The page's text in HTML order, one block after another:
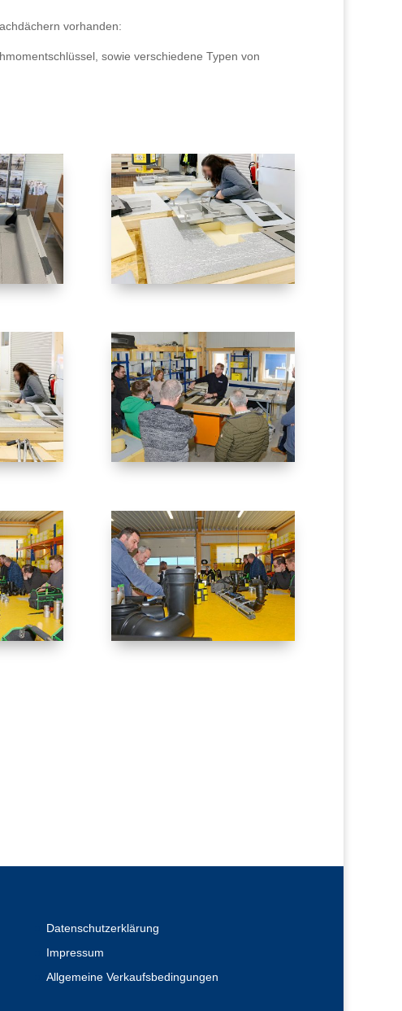
vorhanden:
sowie verschiedene Typen von
Datenschutzerklärung
Impressum
Allgemeine Verkaufsbedingungen